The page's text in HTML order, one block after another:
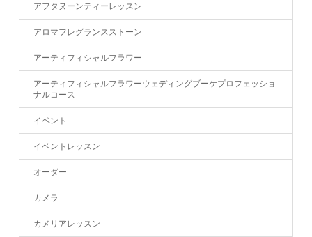
アフタヌーンティーレッスン
アロマフレグランスストーン
アーティフィシャルフラワー
アーティフィシャルフラワーウェディングブーケプロフェッショ
ナルコース
イベント
イベントレッスン
オーダー
カメラ
カメリアレッスン